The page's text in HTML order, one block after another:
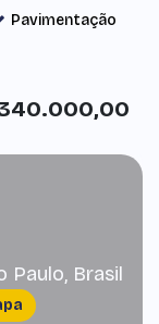
Pavimentação
Paulo, Brasil